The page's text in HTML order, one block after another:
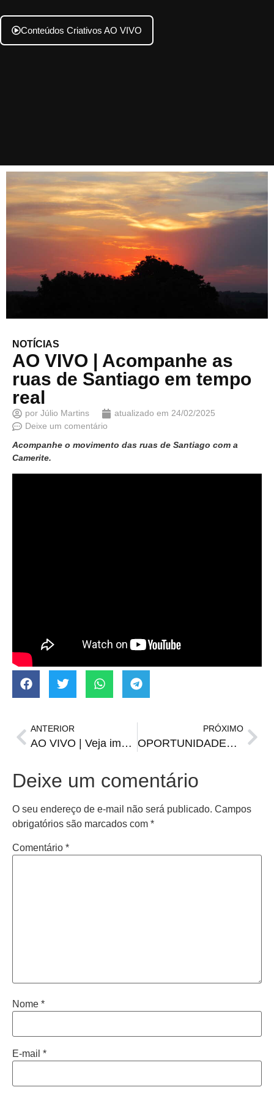
Conteúdos Criativos AO VIVO
NOTÍCIAS
AO VIVO | Acompanhe as
ruas de Santiago em tempo
real
por Júlio Martins atualizado em 24/02/2025
Deixe um comentário
Acompanhe o movimento das ruas de Santiago com a
Camerite.
ANTERIOR
AO VIVO | Veja imagens das ruas de Santiago em tempo real
PRÓXIMO
OPORTUNIDADES | Vagas da FGTAS/Sine para segunda-feira, 24 de fevereiro
Deixe um comentário
O seu endereço de e-mail não será publicado. Campos
obrigatórios são marcados com *
Comentário *
Nome *
E-mail *